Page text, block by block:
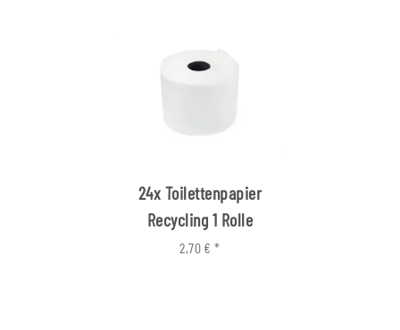
24x Toilettenpapier
Recycling 1 Rolle
2,70 €*